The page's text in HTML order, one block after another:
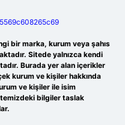
bir marka, kurum veya şahıs
Sitede yalnızca kendi
Burada yer alan içerikler
kurum ve kişiler hakkında
ve kişiler ile isim
bilgiler taslak